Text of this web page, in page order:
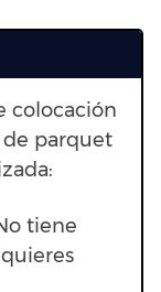
colocación
parquet
tiene